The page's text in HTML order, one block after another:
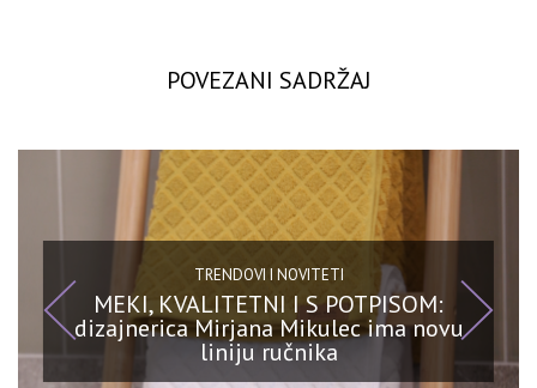
POVEZANI SADRŽAJ
TRENDOVI I NOVITETI
MEKI, KVALITETNI I S POTPISOM:
dizajnerica Mirjana Mikulec ima novu
liniju ručnika